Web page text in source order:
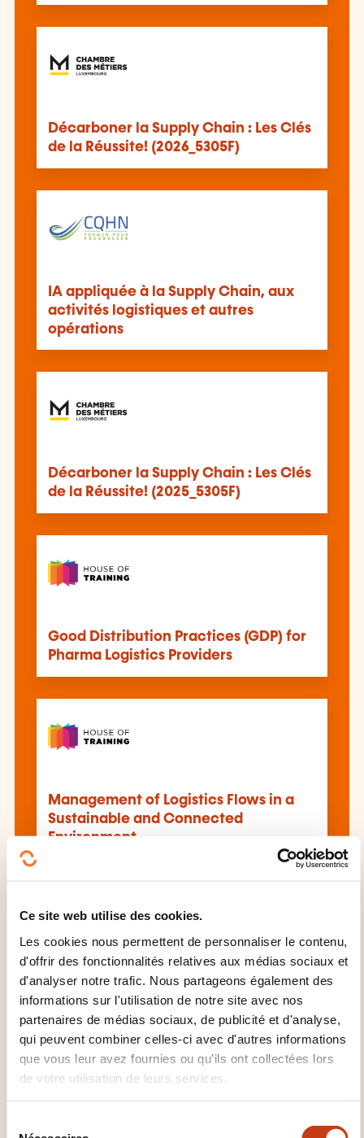
Ce site web utilise des cookies.
Les cookies nous permettent de personnaliser le contenu,
d'offrir des fonctionnalités relatives aux médias sociaux et
d'analyser notre trafic. Nous partageons également des
informations sur l'utilisation de notre site avec nos
partenaires de médias sociaux, de publicité et d'analyse,
qui peuvent combiner celles-ci avec d'autres informations
que vous leur avez fournies ou qu'ils ont collectées lors
de votre utilisation de leurs services.
Décarboner la Supply Chain : Les Clés
de la Réussite! (2026_5305F)
IA appliquée à la Supply Chain, aux
activités logistiques et autres
opérations
Décarboner la Supply Chain : Les Clés
de la Réussite! (2025_5305F)
Good Distribution Practices (GDP) for
Pharma Logistics Providers
Management of Logistics Flows in a
Sustainable and Connected
Environment
Ces autres formations pourrait aussi vous
intéresser:
Conduite auto
Conduite économique
Conduite poids lourd
Conduite voiture
direction
Fret aérien
Gestion parc véhicule
Perfectionnement conduite
Prévention
Transport aérien